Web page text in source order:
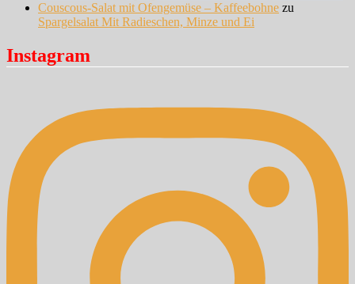
Couscous-Salat mit Ofengemüse – Kaffeebohne zu
Spargelsalat Mit Radieschen, Minze und Ei
Instagram